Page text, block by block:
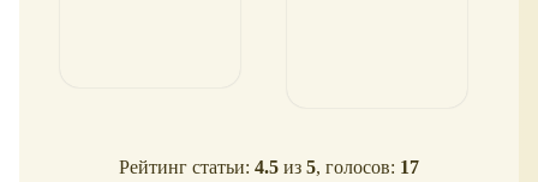
Рейтинг статьи: 4.5 из 5, голосов: 17